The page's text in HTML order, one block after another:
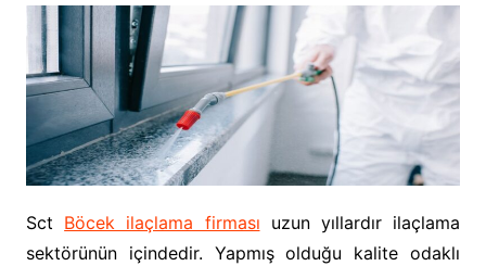
Sct Böcek ilaçlama firması uzun yıllardır ilaçlama
sektörünün içindedir. Yapmış olduğu kalite odaklı